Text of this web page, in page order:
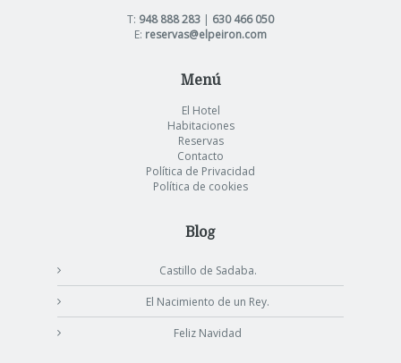
T: 948 888 283 | 630 466 050
E: reservas@elpeiron.com
Menú
El Hotel
Habitaciones
Reservas
Contacto
Política de Privacidad
Política de cookies
Blog
Castillo de Sadaba.
El Nacimiento de un Rey.
Feliz Navidad